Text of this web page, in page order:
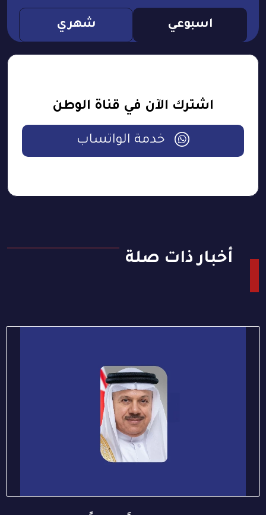
اسبوعي شهري
اشترك الآن في قناة الوطن
خدمة الواتساب
أخبار ذات صلة